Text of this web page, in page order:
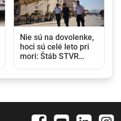
Nie sú na dovolenke,
hoci sú celé leto pri
mori: Štáb STVR